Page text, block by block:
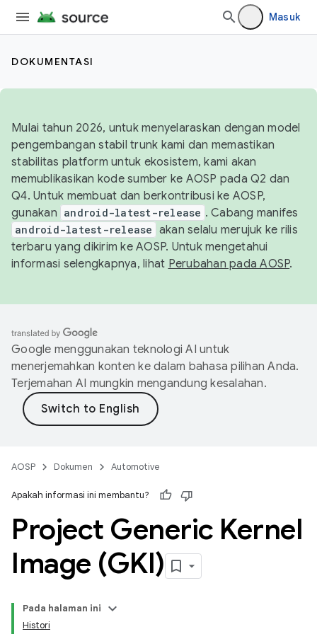
Masuk
DOKUMENTASI
Mulai tahun 2026, untuk menyelaraskan dengan model
pengembangan stabil trunk kami dan memastikan
stabilitas platform untuk ekosistem, kami akan
memublikasikan kode sumber ke AOSP pada Q2 dan
Q4. Untuk membuat dan berkontribusi ke AOSP,
gunakan android-latest-release . Cabang manifes
android-latest-release akan selalu merujuk ke rilis
terbaru yang dikirim ke AOSP. Untuk mengetahui
informasi selengkapnya, lihat Perubahan pada AOSP.
Google menggunakan teknologi AI untuk
menerjemahkan konten ke dalam bahasa pilihan Anda.
Terjemahan AI mungkin mengandung kesalahan.
AOSP Dokumen Automotive
Apakah informasi ini membantu?
Project Generic Kernel
Image (GKI)
Pada halaman ini
Histori